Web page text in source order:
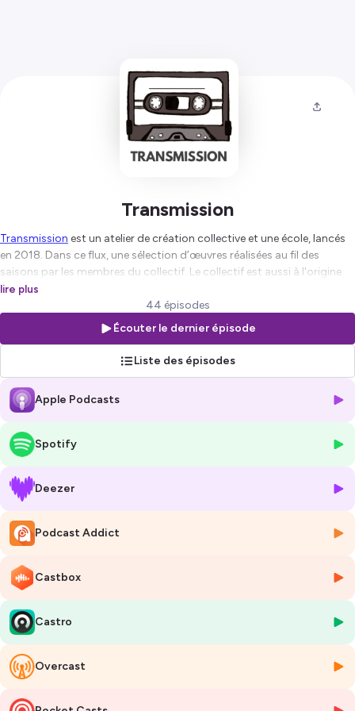
Transmission
Transmission est un atelier de création collective et une école, lancés
en 2018. Dans ce flux, une sélection d’œuvres réalisées au fil des
saisons par les membres du collectif. Le collectif est aussi à l'origine
de La Cassette
ausha.co/politique-de-confidentialite
pour plus d'informations.
lire plus
44 épisodes
Écouter le dernier épisode
Liste des épisodes
Apple Podcasts
Spotify
Deezer
Podcast Addict
Castbox
Castro
Overcast